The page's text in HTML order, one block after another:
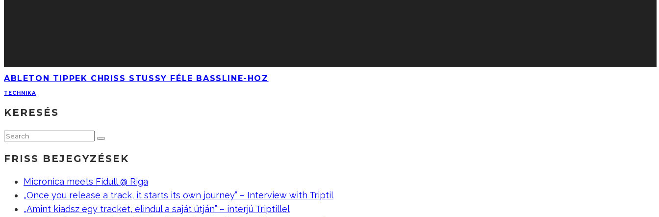
ABLETON TIPPEK CHRISS STUSSY FÉLE BASSLINE-HOZ
TECHNIKA
KERESÉS
FRISS BEJEGYZÉSEK
Micronica meets Fidull @ Riga
„Once you release a track, it starts its own journey” – Interview with Triptil
„Amint kiadsz egy tracket, elindul a saját útján” – interjú Triptillel